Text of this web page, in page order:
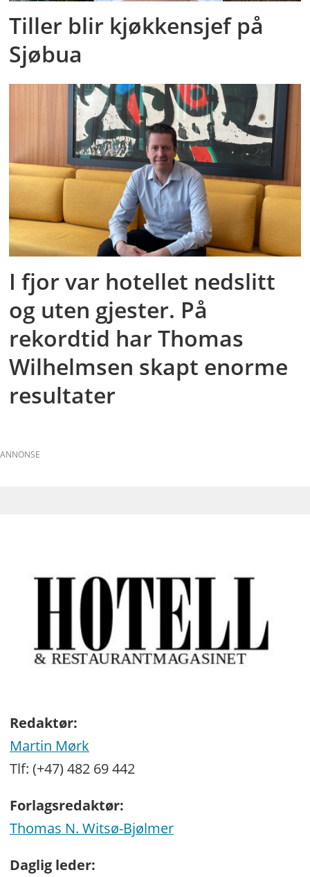
Tiller blir kjøkkensjef på
Sjøbua
I fjor var hotellet nedslitt
og uten gjester. På
rekordtid har Thomas
Wilhelmsen skapt enorme
resultater
ANNONSE
Redaktør:
Martin Mørk
Tlf: (+47) 482 69 442
Forlagsredaktør:
Thomas N. Witsø-Bjølmer
Daglig leder: